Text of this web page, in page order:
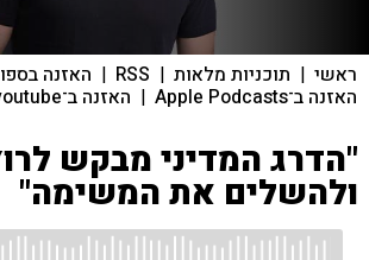
ראשי | תוכניות מלאות |
RSS
| האזנה
האזנה ב־Apple Podcasts | האזנה ב־youtube
"הדרג המדיני מבקש
ולהשלים את המשימה"